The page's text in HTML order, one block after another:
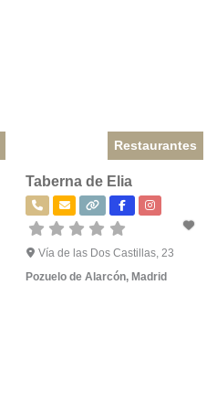
Restaurantes
Taberna de Elia
Vía de las Dos Castillas, 23
Pozuelo de Alarcón,Madrid